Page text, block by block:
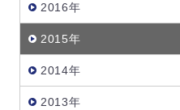
2016年
2015年
2014年
2013年